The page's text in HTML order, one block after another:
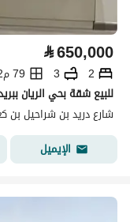
⃁650,000
2
3
79 م2
للبيع شقة بحي الريان
شارع دريد بن شراحيل بن
الإيميل